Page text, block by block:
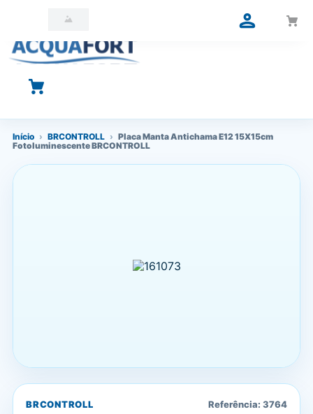
O que você está procurando?
Início › BRCONTROLL › Placa Manta Antichama E12 15X15cm
Fotoluminescente BRCONTROLL
BRCONTROLL Referência: 3764